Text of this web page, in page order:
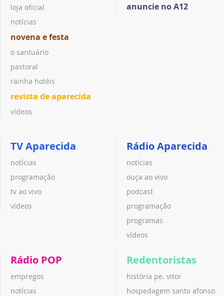
loja oficial
notícias
novena e festa
o santuário
pastoral
rainha hotéis
revista de aparecida
vídeos
anuncie no A12
TV Aparecida
notícias
programação
tv ao vivo
vídeos
Rádio Aparecida
notícias
ouça ao vivo
podcast
programação
programas
vídeos
Rádio POP
empregos
notícias
Redentoristas
história pe. vitor
hospedagem santo afonso